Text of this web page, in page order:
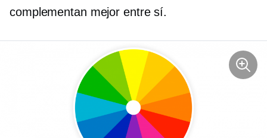
complementan mejor entre sí.